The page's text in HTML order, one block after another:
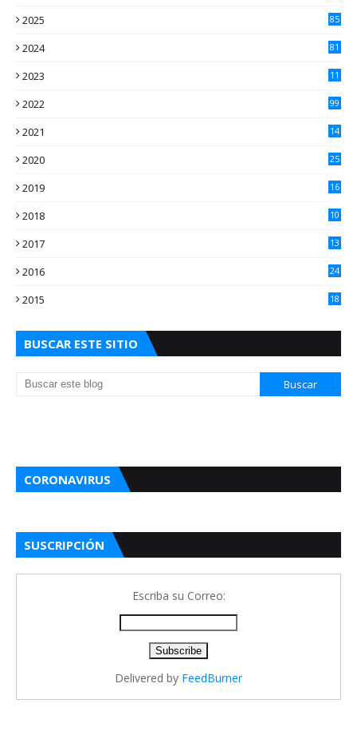
2025 85
2024 81
2023
11
2022 99
2021
14
2020
25
2019
16
2018
10
2017
13
2016
24
2015
18
BUSCAR ESTE SITIO
CORONAVIRUS
SUSCRIPCIÓN
Escriba su Correo:
Delivered by FeedBurner